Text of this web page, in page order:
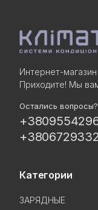
Интернет-
Приходите! Мы
Остались
Категории
ЗАРЯДНЫЕ